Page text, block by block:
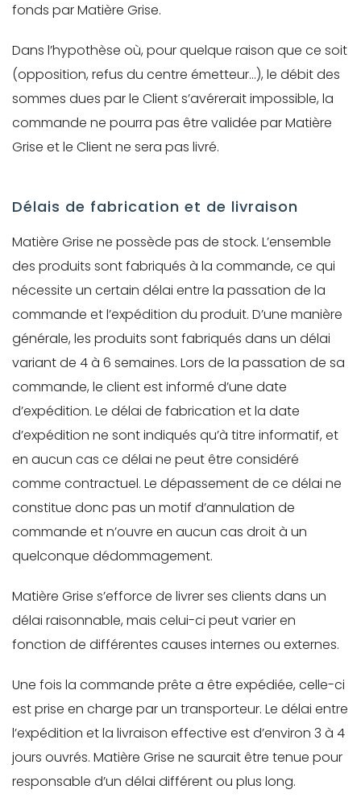
fonds par Matière Grise.
Dans l’hypothèse où, pour quelque raison que ce soit
(opposition, refus du centre émetteur…), le débit des
sommes dues par le Client s’avérerait impossible, la
commande ne pourra pas être validée par Matière
Grise et le Client ne sera pas livré.
Délais de fabrication et de livraison
Matière Grise ne possède pas de stock. L’ensemble
des produits sont fabriqués à la commande, ce qui
nécessite un certain délai entre la passation de la
commande et l’expédition du produit. D’une manière
générale, les produits sont fabriqués dans un délai
variant de 4 à 6 semaines. Lors de la passation de sa
commande, le client est informé d’une date
d’expédition. Le délai de fabrication et la date
d’expédition ne sont indiqués qu’à titre informatif, et
en aucun cas ce délai ne peut être considéré
comme contractuel. Le dépassement de ce délai ne
constitue donc pas un motif d’annulation de
commande et n’ouvre en aucun cas droit à un
quelconque dédommagement.
Matière Grise s’efforce de livrer ses clients dans un
délai raisonnable, mais celui-ci peut varier en
fonction de différentes causes internes ou externes.
Une fois la commande prête a être expédiée, celle-ci
est prise en charge par un transporteur. Le délai entre
l’expédition et la livraison effective est d’environ 3 à 4
jours ouvrés. Matière Grise ne saurait être tenue pour
responsable d’un délai différent ou plus long.